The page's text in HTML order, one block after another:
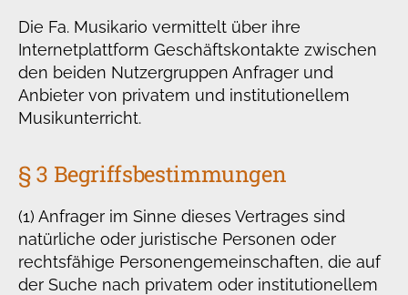
Die Fa. Musikario vermittelt über ihre
Internetplattform Geschäftskontakte zwischen
den beiden Nutzergruppen Anfrager und
Anbieter von privatem und institutionellem
Musikunterricht.
§ 3 Begriffsbestimmungen
(1) Anfrager im Sinne dieses Vertrages sind
natürliche oder juristische Personen oder
rechtsfähige Personengemeinschaften, die auf
der Suche nach privatem oder institutionellem